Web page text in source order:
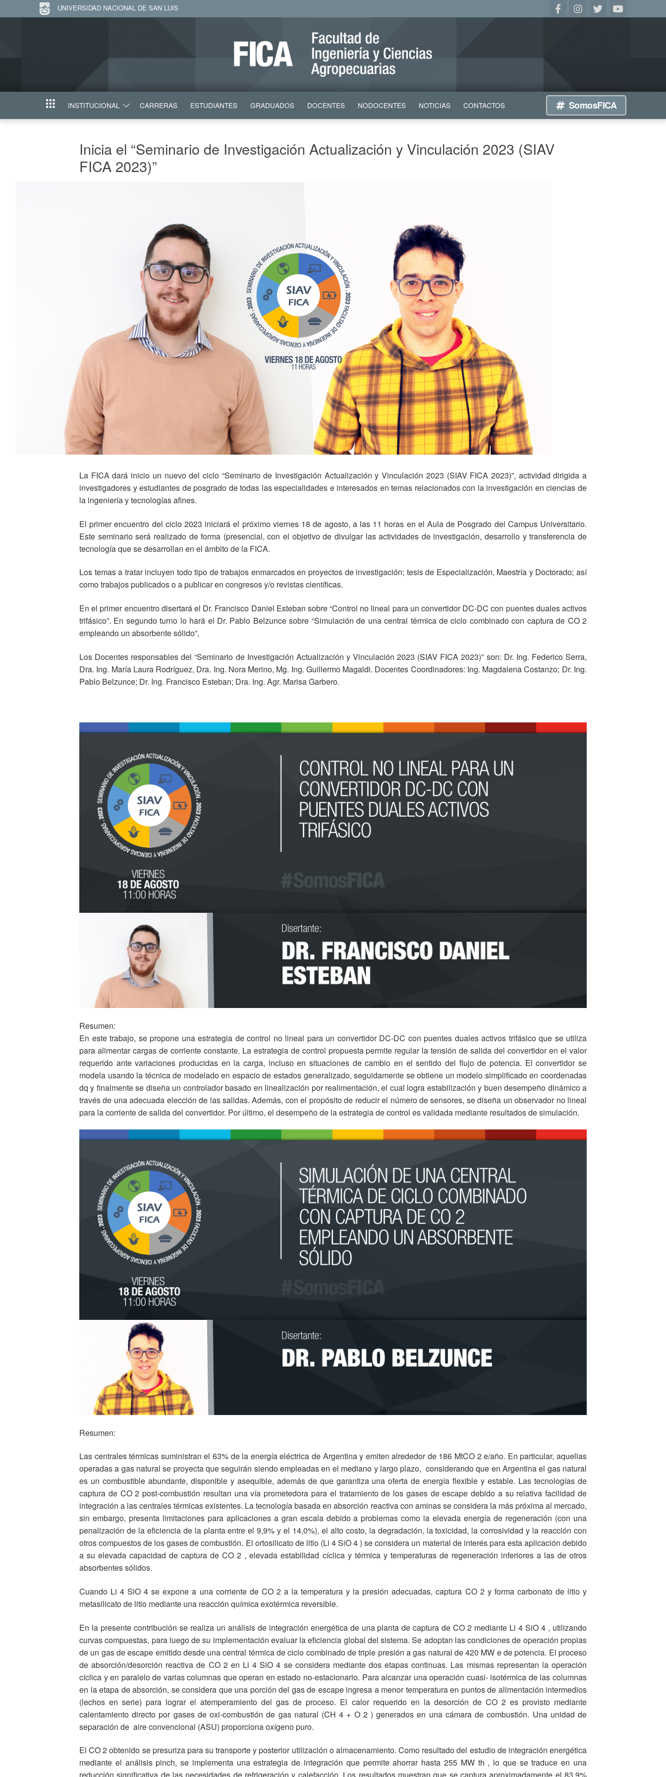
UNIVERSIDAD NACIONAL DE SAN LUIS
INICIO INSTITUCIONAL CARRERAS ESTUDIANTES GRADUADOS DOCENTES NODOCENTES NOTICIAS CONTACTOS SomosFICA
Inicia el “Seminario de Investigación Actualización y Vinculación 2023 (SIAV
FICA 2023)”
La FICA dará inicio un nuevo del ciclo “Seminario de Investigación Actualización y Vinculación 2023 (SIAV FICA 2023)”, actividad dirigida a
investigadores y estudiantes de posgrado de todas las especialidades e interesados en temas relacionados con la investigación en ciencias de
la ingeniería y tecnologías afines.
El primer encuentro del ciclo 2023 iniciará el próximo viernes 18 de agosto, a las 11 horas en el Aula de Posgrado del Campus Universitario.
Este seminario será realizado de forma (presencial, con el objetivo de divulgar las actividades de investigación, desarrollo y transferencia de
tecnología que se desarrollan en el ámbito de la FICA.
Los temas a tratar incluyen todo tipo de trabajos enmarcados en proyectos de investigación; tesis de Especialización, Maestría y Doctorado; así
como trabajos publicados o a publicar en congresos y/o revistas científicas.
En el primer encuentro disertará el Dr. Francisco Daniel Esteban sobre “Control no lineal para un convertidor DC-DC con puentes duales activos
trifásico”. En segundo turno lo hará el Dr. Pablo Belzunce sobre “Simulación de una central térmica de ciclo combinado con captura de CO 2
empleando un absorbente sólido”,
Los Docentes responsables del “Seminario de Investigación Actualización y Vinculación 2023 (SIAV FICA 2023)” son: Dr. Ing. Federico Serra,
Dra. Ing. María Laura Rodríguez, Dra. Ing. Nora Merino, Mg. Ing. Guillermo Magaldi. Docentes Coordinadores: Ing. Magdalena Costanzo; Dr. Ing.
Pablo Belzunce; Dr. Ing. Francisco Esteban; Dra. Ing. Agr. Marisa Garbero.
Resumen:
En este trabajo, se propone una estrategia de control no lineal para un convertidor DC-DC con puentes duales activos trifásico que se utiliza
para alimentar cargas de corriente constante. La estrategia de control propuesta permite regular la tensión de salida del convertidor en el valor
requerido ante variaciones producidas en la carga, incluso en situaciones de cambio en el sentido del flujo de potencia. El convertidor se
modela usando la técnica de modelado en espacio de estados generalizado, seguidamente se obtiene un modelo simplificado en coordenadas
dq y finalmente se diseña un controlador basado en linealización por realimentación, el cual logra estabilización y buen desempeño dinámico a
través de una adecuada elección de las salidas. Además, con el propósito de reducir el número de sensores, se diseña un observador no lineal
para la corriente de salida del convertidor. Por último, el desempeño de la estrategia de control es validada mediante resultados de simulación.
Resumen:
Las centrales térmicas suministran el 63% de la energía eléctrica de Argentina y emiten alrededor de 186 MtCO 2 e/año. En particular, aquellas
operadas a gas natural se proyecta que seguirán siendo empleadas en el mediano y largo plazo, considerando que en Argentina el gas natural
es un combustible abundante, disponible y asequible, además de que garantiza una oferta de energía flexible y estable. Las tecnologías de
captura de CO 2 post-combustión resultan una vía prometedora para el tratamiento de los gases de escape debido a su relativa facilidad de
integración a las centrales térmicas existentes. La tecnología basada en absorción reactiva con aminas se considera la más próxima al mercado,
sin embargo, presenta limitaciones para aplicaciones a gran escala debido a problemas como la elevada energía de regeneración (con una
penalización de la eficiencia de la planta entre el 9,9% y el 14,0%), el alto costo, la degradación, la toxicidad, la corrosividad y la reacción con
otros compuestos de los gases de combustión. El ortosilicato de litio (Li 4 SiO 4 ) se considera un material de interés para esta aplicación debido
a su elevada capacidad de captura de CO 2 , elevada estabilidad cíclica y térmica y temperaturas de regeneración inferiores a las de otros
absorbentes sólidos.
Cuando Li 4 SiO 4 se expone a una corriente de CO 2 a la temperatura y la presión adecuadas, captura CO 2 y forma carbonato de litio y
metasilicato de litio mediante una reacción química exotérmica reversible.
En la presente contribución se realiza un análisis de integración energética de una planta de captura de CO 2 mediante Li 4 SiO 4 , utilizando
curvas compuestas, para luego de su implementación evaluar la eficiencia global del sistema. Se adoptan las condiciones de operación propias
de un gas de escape emitido desde una central térmica de ciclo combinado de triple presión a gas natural de 420 MW e de potencia. El proceso
de absorción/desorción reactiva de CO 2 en Li 4 SiO 4 se considera mediante dos etapas continuas. Las mismas representan la operación
cíclica y en paralelo de varias columnas que operan en estado no-estacionario. Para alcanzar una operación cuasi- isotérmica de las columnas
en la etapa de absorción, se considera que una porción del gas de escape ingresa a menor temperatura en puntos de alimentación intermedios
(lechos en serie) para lograr el atemperamiento del gas de proceso. El calor requerido en la desorción de CO 2 es provisto mediante
calentamiento directo por gases de oxi-combustión de gas natural (CH 4 + O 2 ) generados en una cámara de combustión. Una unidad de
separación de aire convencional (ASU) proporciona oxígeno puro.
El CO 2 obtenido se presuriza para su transporte y posterior utilización o almacenamiento. Como resultado del estudio de integración energética
mediante el análisis pinch, se implementa una estrategia de integración que permite ahorrar hasta 255 MW th , lo que se traduce en una